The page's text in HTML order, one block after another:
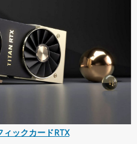
ックカードRTX